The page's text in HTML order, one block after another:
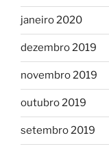
janeiro 2020
dezembro 2019
novembro 2019
outubro 2019
setembro 2019